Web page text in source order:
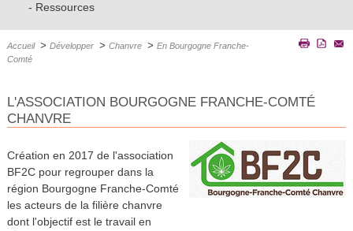
Ressources
Accueil > Développer > Chanvre > En Bourgogne Franche-
Comté
L'ASSOCIATION BOURGOGNE FRANCHE-COMTÉ
CHANVRE
Création en 2017 de l'association
BF2C pour regrouper dans la
région Bourgogne Franche-Comté
les acteurs de la filière chanvre
dont l'objectif est le travail en